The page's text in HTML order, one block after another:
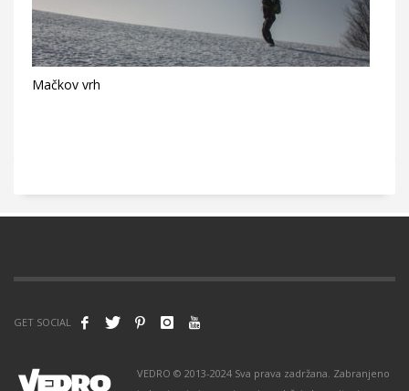
Mačkov vrh
GET SOCIAL
VEDRO © 2013-2024 Sva prava zadržana. Zabranjeno